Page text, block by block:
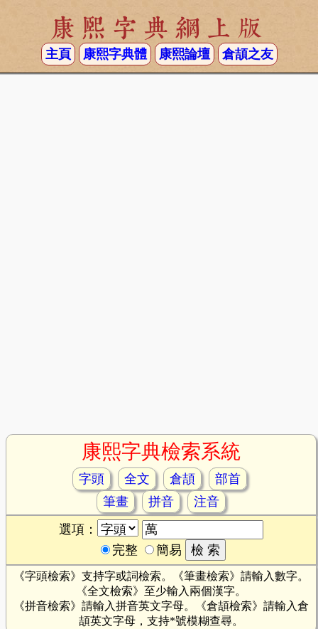
康熙字典網上版
主頁 康熙字典體 康熙論壇 倉頡之友
康熙字典檢索系統
字頭 全文 倉頡
部首
筆畫
拼音
注音
選項：
完整
簡易
《字頭檢索》支持字或詞檢索。《筆畫檢索》請輸入數字。
《全文檢索》至少輸入兩個漢字。
《拼音檢索》請輸入拼音英文字母。《倉頡檢索》請輸入倉
頡英文字母，支持*號模糊查尋。